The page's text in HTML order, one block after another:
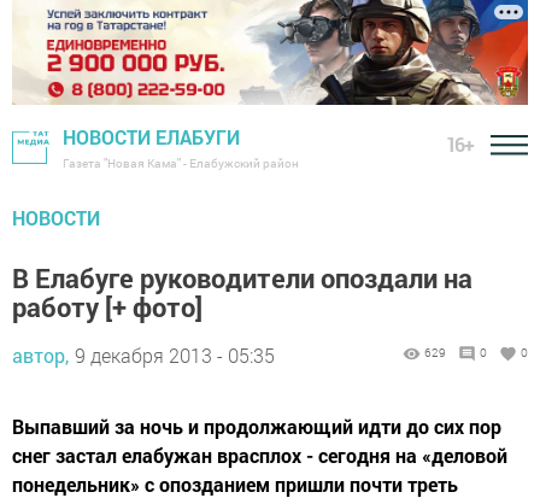
НОВОСТИ ЕЛАБУГИ
Газета "Новая Кама" - Елабужский район
16+
НОВОСТИ
В Елабуге руководители опоздали на
работу [+ фото]
автор, 9 декабря 2013 - 05:35 629 0 0
Выпавший за ночь и продолжающий идти до сих пор
снег застал елабужан врасплох - сегодня на «деловой
понедельник» с опозданием пришли почти треть